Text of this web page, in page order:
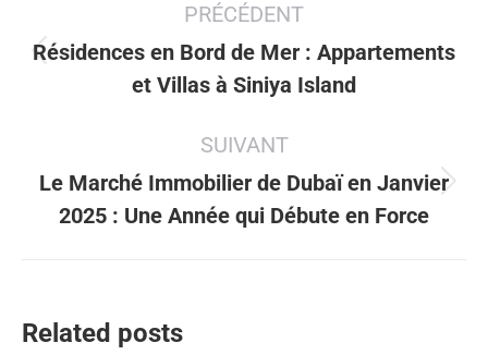
article
PRÉCÉDENT
Article
précédent
Résidences en Bord de Mer : Appartements
et Villas à Siniya Island
SUIVANT
Article
suivant
Le Marché Immobilier de Dubaï en Janvier
2025 : Une Année qui Débute en Force
Related posts